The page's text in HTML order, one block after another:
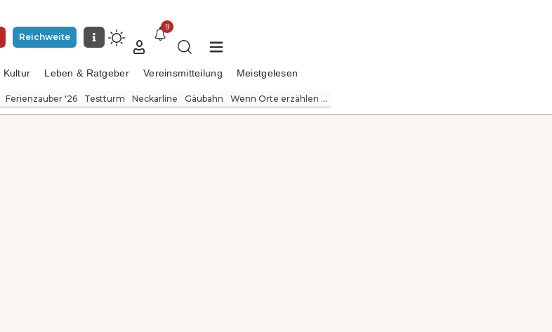
Reichweite
9
Kultur Leben & Ratgeber Vereinsmitteilung Meistgelesen
Ferienzauber '26 Testturm Neckarline Gäubahn Wenn Orte erzählen ...